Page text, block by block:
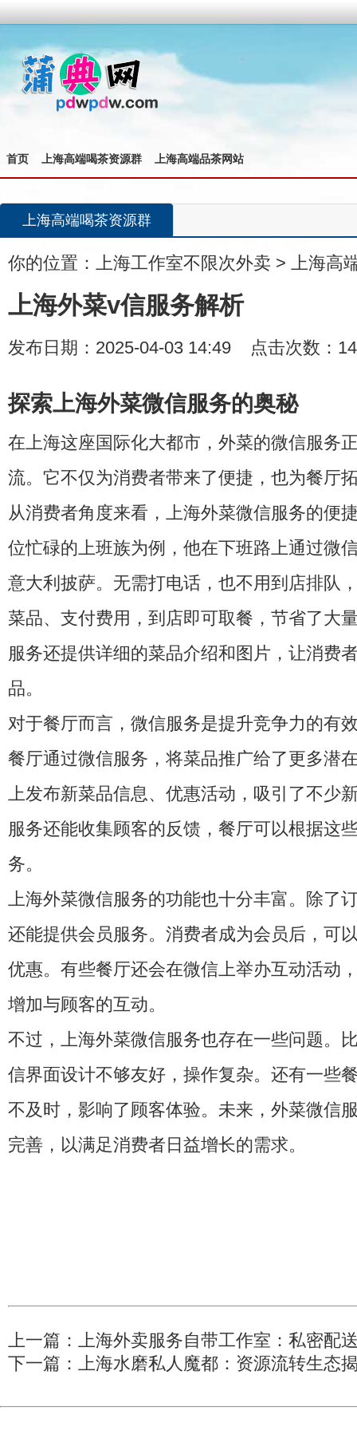
首页 上海高端喝茶资源群 上海高端品茶网站
上海高端喝茶资源群
你的位置： 上海工作室不限次外卖 > 上海高
上海外菜v信服务解析
发布日期：2025-04-03 14:49 点击次数：
探索上海外菜微信服务的奥秘
在上海这座国际化大都市，外菜的微信服务
流。它不仅为消费者带来了便捷，也为餐厅
从消费者角度来看，上海外菜微信服务的便
位忙碌的上班族为例，他在下班路上通过微
意大利披萨。无需打电话，也不用到店排队
菜品、支付费用，到店即可取餐，节省了大
服务还提供详细的菜品介绍和图片，让消费
品。
对于餐厅而言，微信服务是提升竞争力的有
餐厅通过微信服务，将菜品推广给了更多潜
上发布新菜品信息、优惠活动，吸引了不少
服务还能收集顾客的反馈，餐厅可以根据这
务。
上海外菜微信服务的功能也十分丰富。除了
还能提供会员服务。消费者成为会员后，可
优惠。有些餐厅还会在微信上举办互动活动
增加与顾客的互动。
不过，上海外菜微信服务也存在一些问题。
信界面设计不够友好，操作复杂。还有一些
不及时，影响了顾客体验。未来，外菜微信
完善，以满足消费者日益增长的需求。
上一篇： 上海外卖服务自带工作室：私密配
下一篇： 上海水磨私人魔都：资源流转生态